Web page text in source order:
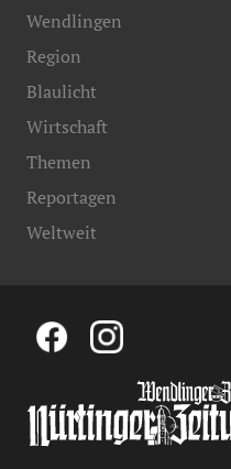
Wendlingen
Region
Blaulicht
Wirtschaft
Themen
Reportagen
Weltweit